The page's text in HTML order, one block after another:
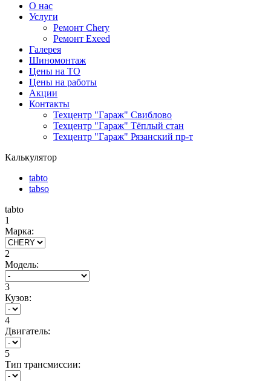
О нас
Услуги
Ремонт Chery
Ремонт Exeed
Галерея
Шиномонтаж
Цены на ТО
Цены на работы
Акции
Контакты
Техцентр "Гараж" Свиблово
Техцентр "Гараж" Тёплый стан
Техцентр "Гараж" Рязанский пр-т
Калькулятор
tabto
tabso
tabto
1
Марка:
2
Модель:
3
Кузов:
4
Двигатель:
5
Тип трансмиссии: